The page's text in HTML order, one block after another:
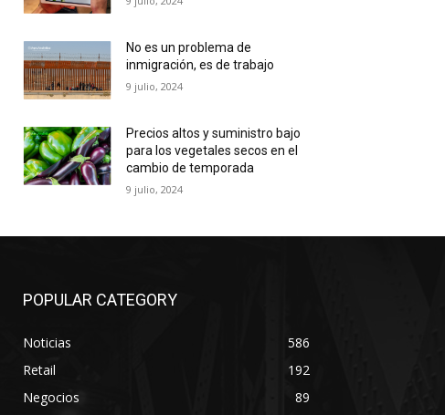
No es un problema de
inmigración, es de trabajo
9 julio, 2024
Precios altos y suministro bajo
para los vegetales secos en el
cambio de temporada
9 julio, 2024
POPULAR CATEGORY
Noticias
586
Retail
192
Negocios
89